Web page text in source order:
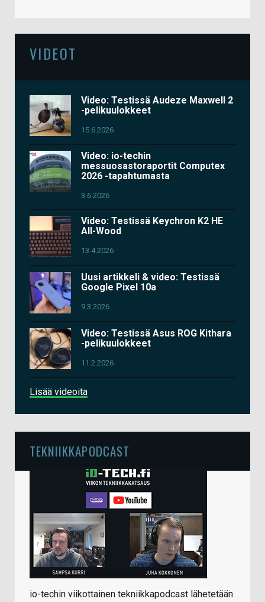
VIDEOT
Video: Testissä Audeze Maxwell 2
-pelikuulokkeet
15.6.2026
Video: io-techin
messuosastoraportit Computex
2026 -tapahtumasta
3.6.2026
Video: Testissä Keychron K2 HE
All-Wood
13.4.2026
Uusi artikkeli & video: Testissä
Google Pixel 10a
9.3.2026
Video: Testissä Asus ROG Kithara
-pelikuulokkeet
11.2.2026
Lisää videoita
TEKNIIKKAPODCAST
io-techin viikottainen tekniikkapodcast lähetetään